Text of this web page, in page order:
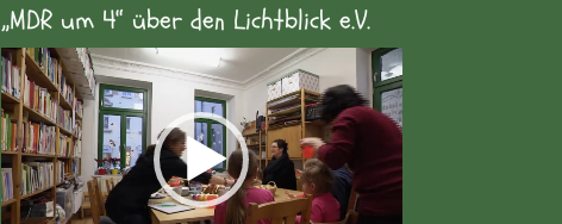
„MDR um 4“ über den Lichtblick e.V.
Video-
Player